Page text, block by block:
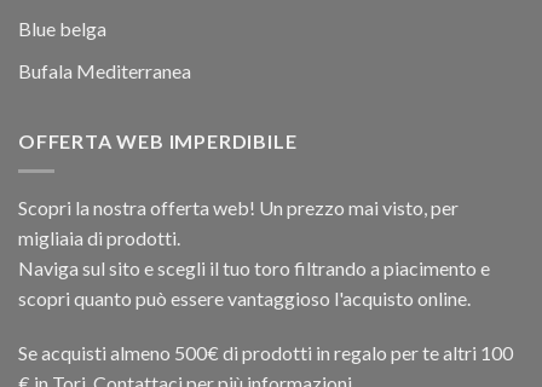
Blue belga
Bufala Mediterranea
OFFERTA WEB IMPERDIBILE
Scopri la nostra offerta web! Un prezzo mai visto, per
migliaia di prodotti.
Naviga sul sito e scegli il tuo toro filtrando a piacimento e
scopri quanto può essere vantaggioso l'acquisto online.
Se acquisti almeno 500€ di prodotti in regalo per te altri 100